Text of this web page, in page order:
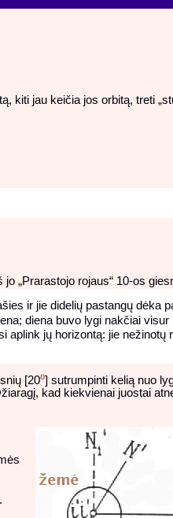
kiti jau keičia jos orbitą, treti
„Prarastojo rojaus“ 10-os
ir jie didelių pastangų dėka
diena buvo lygi nakčiai
jų horizontą: jie nežinotų
[20o] sutrumpinti kelią nuo
kad kiekvienai juostai